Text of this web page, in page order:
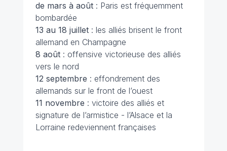
de mars à août: Paris est fréquemment
bombardée
13 au 18 juillet: les alliés brisent le front
allemand en Champagne
8 août: offensive victorieuse des alliés
vers le nord
12 septembre : effondrement des
allemands sur le front de l’ouest
11 novembre : victoire des alliés et
signature de l’armistice - l’Alsace et la
Lorraine redeviennent françaises